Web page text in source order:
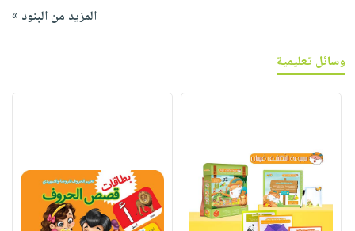
المزيد من البنود »
وسائل تعليمية